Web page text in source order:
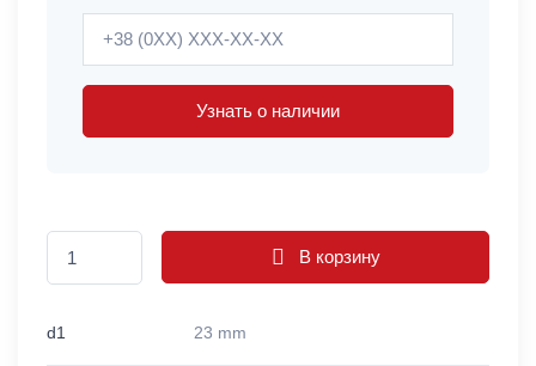
Узнать о наличии
В корзину
d1 23 mm